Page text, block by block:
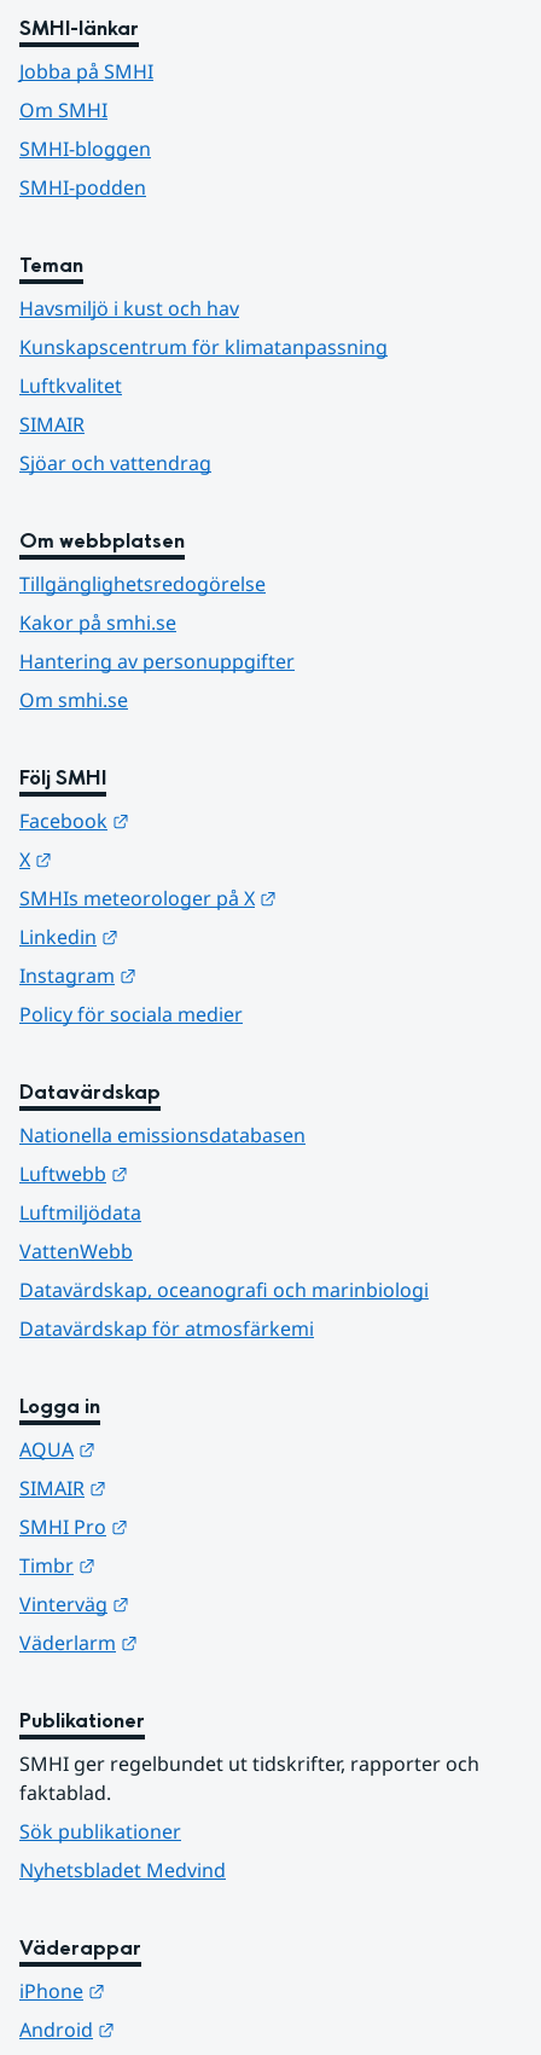
SMHI-länkar
Jobba på SMHI
Om SMHI
SMHI-bloggen
SMHI-podden
Teman
Havsmiljö i kust och hav
Kunskapscentrum för klimatanpassning
Luftkvalitet
SIMAIR
Sjöar och vattendrag
Om webbplatsen
Tillgänglighetsredogörelse
Kakor på smhi.se
Hantering av personuppgifter
Om smhi.se
Följ SMHI
Facebook
X
SMHIs meteorologer på X
Linkedin
Instagram
Policy för sociala medier
Datavärdskap
Nationella emissionsdatabasen
Luftwebb
Luftmiljödata
VattenWebb
Datavärdskap, oceanografi och marinbiologi
Datavärdskap för atmosfärkemi
Logga in
AQUA
SIMAIR
SMHI Pro
Timbr
Vinterväg
Väderlarm
Publikationer
SMHI ger regelbundet ut tidskrifter, rapporter och
faktablad.
Sök publikationer
Nyhetsbladet Medvind
Väderappar
iPhone
Android